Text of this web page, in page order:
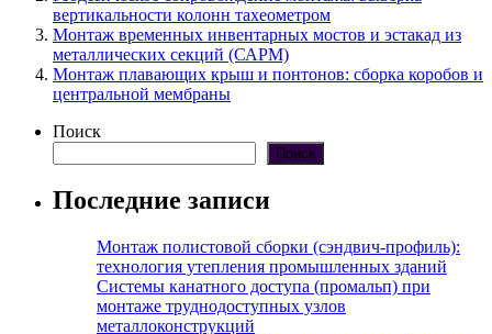
вертикальности колонн тахеометром
Монтаж временных инвентарных мостов и эстакад из
металлических секций (САРМ)
Монтаж плавающих крыш и понтонов: сборка коробов и
центральной мембраны
Поиск
Поиск
Последние записи
Монтаж полистовой сборки (сэндвич-профиль):
технология утепления промышленных зданий
Системы канатного доступа (промальп) при
монтаже труднодоступных узлов
металлоконструкций